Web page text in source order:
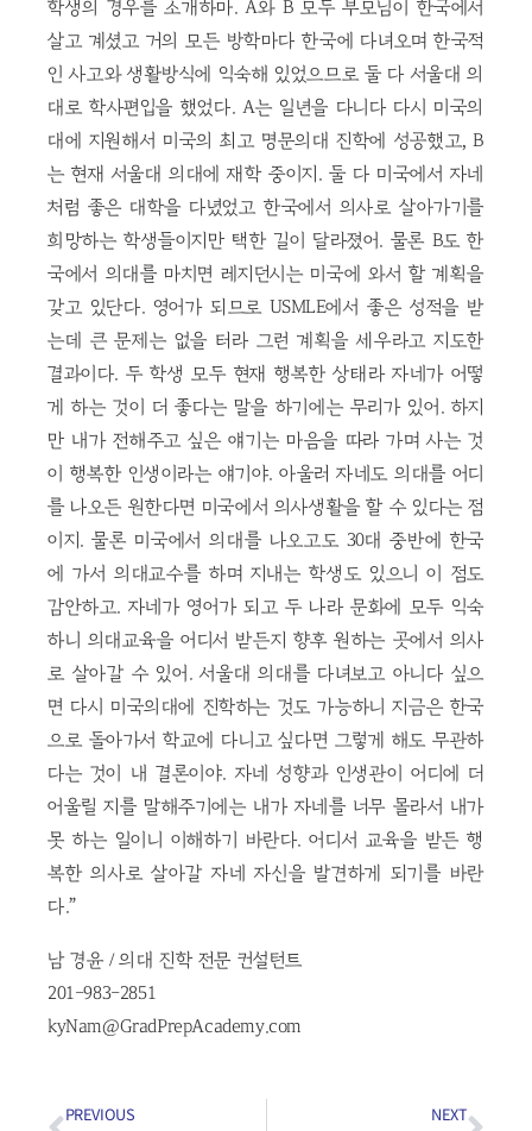
학생의 경우를 소개하마. A와 B 모두 부모님이 한국에서
살고 계셨고 거의 모든 방학마다 한국에 다녀오며 한국적
인 사고와 생활방식에 익숙해 있었으므로 둘 다 서울대 의
대로 학사편입을 했었다. A는 일년을 다니다 다시 미국의
대에 지원해서 미국의 최고 명문의대 진학에 성공했고, B
는 현재 서울대 의대에 재학 중이지. 둘 다 미국에서 자네
처럼 좋은 대학을 다녔었고 한국에서 의사로 살아가기를
희망하는 학생들이지만 택한 길이 달라졌어. 물론 B도 한
국에서 의대를 마치면 레지던시는 미국에 와서 할 계획을
갖고 있단다. 영어가 되므로 USMLE에서 좋은 성적을 받
는데 큰 문제는 없을 터라 그런 계획을 세우라고 지도한
결과이다. 두 학생 모두 현재 행복한 상태라 자네가 어떻
게 하는 것이 더 좋다는 말을 하기에는 무리가 있어. 하지
만 내가 전해주고 싶은 얘기는 마음을 따라 가며 사는 것
이 행복한 인생이라는 얘기야. 아울러 자네도 의대를 어디
를 나오든 원한다면 미국에서 의사생활을 할 수 있다는 점
이지. 물론 미국에서 의대를 나오고도 30대 중반에 한국
에 가서 의대교수를 하며 지내는 학생도 있으니 이 점도
감안하고. 자네가 영어가 되고 두 나라 문화에 모두 익숙
하니 의대교육을 어디서 받든지 향후 원하는 곳에서 의사
로 살아갈 수 있어. 서울대 의대를 다녀보고 아니다 싶으
면 다시 미국의대에 진학하는 것도 가능하니 지금은 한국
으로 돌아가서 학교에 다니고 싶다면 그렇게 해도 무관하
다는 것이 내 결론이야. 자네 성향과 인생관이 어디에 더
어울릴 지를 말해주기에는 내가 자네를 너무 몰라서 내가
못 하는 일이니 이해하기 바란다. 어디서 교육을 받든 행
복한 의사로 살아갈 자네 자신을 발견하게 되기를 바란
다.”
남 경윤 / 의대 진학 전문 컨설턴트
201-983-2851
kyNam@GradPrepAcademy.com
PREVIOUS NEXT